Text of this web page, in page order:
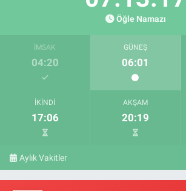
Öğle Namazı
İMSAK
04:20
GÜNEŞ
06:01
İKINDI
17:06
AKŞAM
20:19
Aylık Vakitler